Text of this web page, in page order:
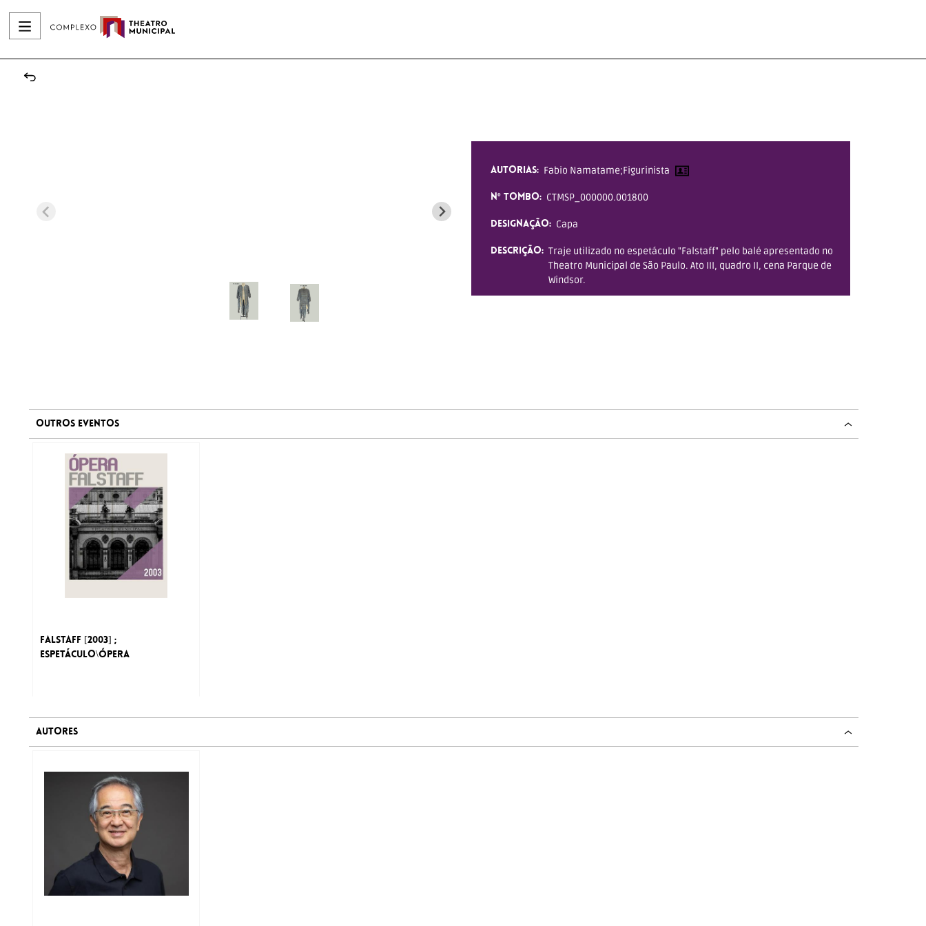
AUTORIAS: Fabio Namatame;Figurinista
Nº TOMBO: CTMSP_000000.001800
DESIGNAÇÃO: Capa
DESCRIÇÃO: Traje utilizado no espetáculo "Falstaff" pelo balé apresentado no
Theatro Municipal de São Paulo. Ato III, quadro II, cena Parque de
Windsor.
OUTROS EVENTOS
Falstaff [2003] ;
Espetáculo\Ópera
AUTORES